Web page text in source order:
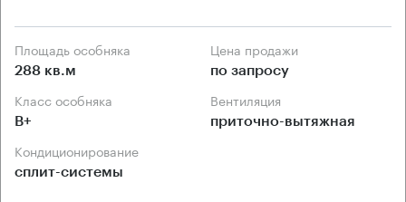
Площадь особняка
288 кв.м
Цена продажи
по запросу
Класс особняка
B+
Вентиляция
приточно-вытяжная
Кондиционирование
сплит-системы